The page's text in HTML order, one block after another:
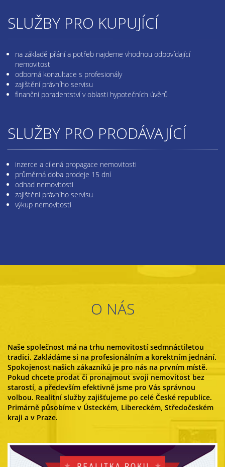
SLUŽBY PRO KUPUJÍCÍ
na základě přání a potřeb najdeme vhodnou odpovídající
nemovitost
odborná konzultace s profesionály
zajištění právního servisu
finanční poradentství v oblasti hypotečních úvěrů
SLUŽBY PRO PRODÁVAJÍCÍ
inzerce a cílená propagace nemovitosti
průměrná doba prodeje 15 dní
odhad nemovitosti
zajištění právního servisu
výkup nemovitosti
O NÁS
Naše společnost má na trhu nemovitostí sedmnáctiletou
tradici. Zakládáme si na profesionálním a korektním jednání.
Spokojenost našich zákazníků je pro nás na prvním místě.
Pokud chcete prodat či pronajmout svoji nemovitost bez
starostí, a především efektivně jsme pro Vás správnou
volbou. Realitní služby zajišťujeme po celé České republice.
Primárně působíme v Ústeckém, Libereckém, Středočeském
kraji a v Praze.